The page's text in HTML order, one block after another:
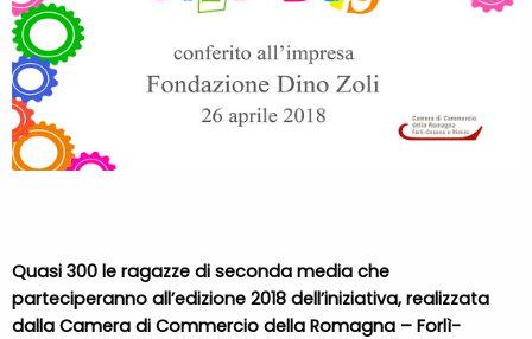
Quasi 300 le ragazze di seconda media che
parteciperanno all’edizione 2018 dell’iniziativa, realizzata
dalla Camera di Commercio della Romagna – Forlì-